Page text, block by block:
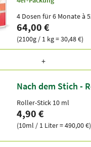
4 Dosen für 6 Monate à
64,00 €
(2100g / 1 kg = 30,48 €)
Nach dem Stich -
Roller-Stick 10 ml
4,90 €
(10ml / 1 Liter = 490,00 €)